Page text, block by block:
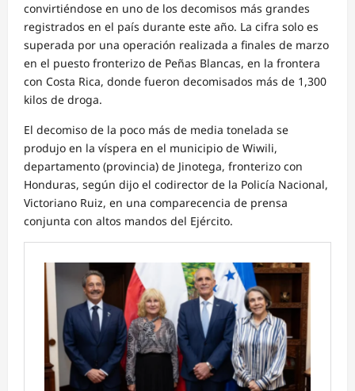
convirtiéndose en uno de los decomisos más grandes
registrados en el país durante este año. La cifra solo es
superada por una operación realizada a finales de marzo
en el puesto fronterizo de Peñas Blancas, en la frontera
con Costa Rica, donde fueron decomisados más de 1,300
kilos de droga.
El decomiso de la poco más de media tonelada se
produjo en la víspera en el municipio de Wiwili,
departamento (provincia) de Jinotega, fronterizo con
Honduras, según dijo el codirector de la Policía Nacional,
Victoriano Ruiz, en una comparecencia de prensa
conjunta con altos mandos del Ejército.